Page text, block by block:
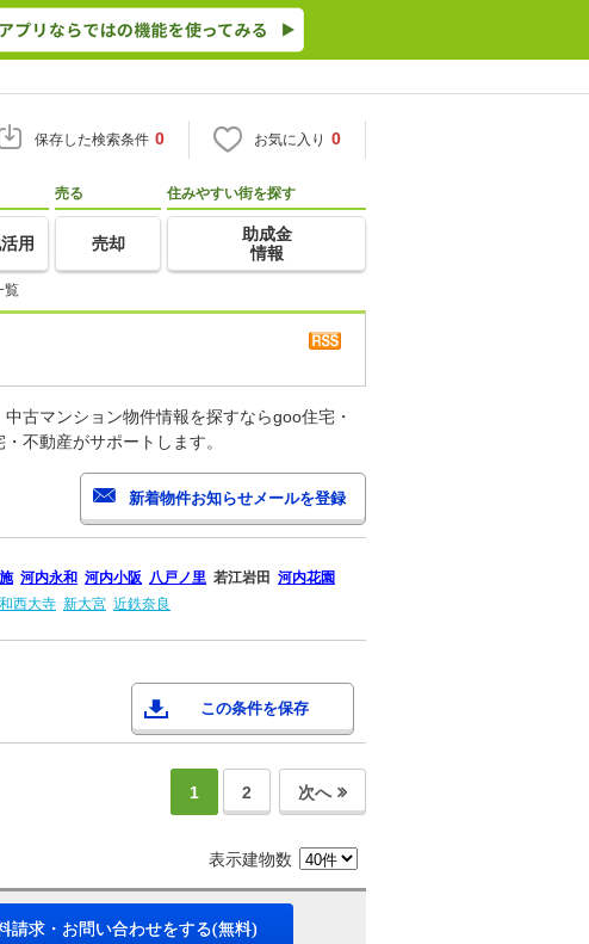
保存した検索条件 0 お気に入り 0
用
売る
売却
住みやすい街を探す
助成金
情報
覧
古マンション物件情報を探すならgoo住宅・
不動産がサポートします。
河内永和 河内小阪 八戸ノ里 若江岩田 河内花園
西大寺 新大宮 近鉄奈良
この条件を保存
1 2 次へ
表示建物数
請求・お問い合わせをする(無料)